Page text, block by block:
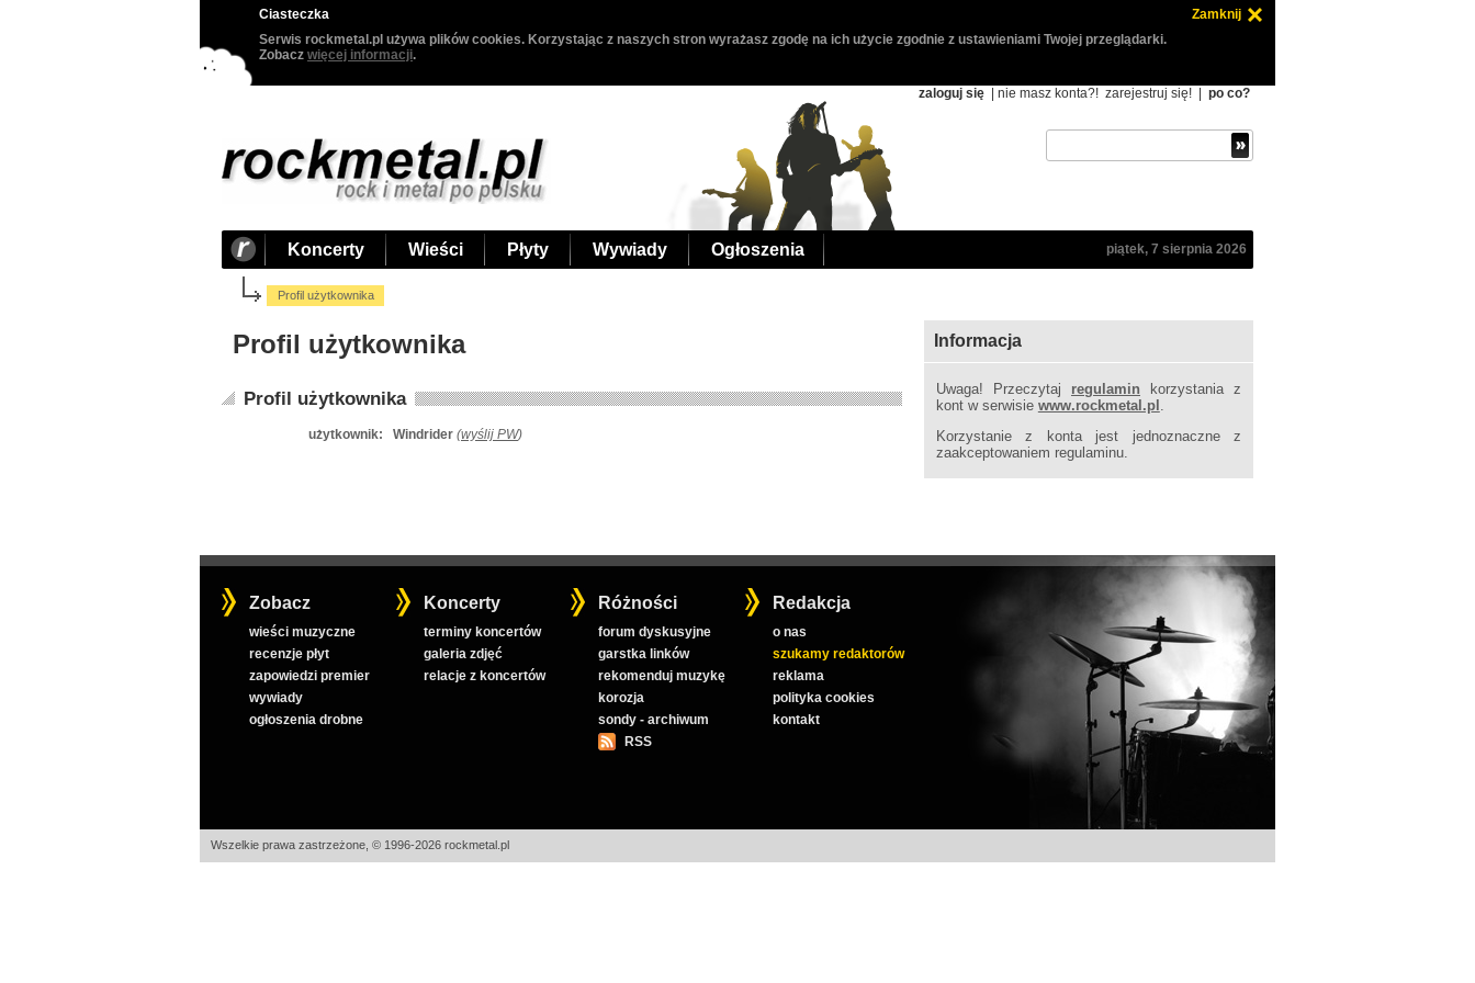
Ciasteczka
Zamknij
Serwis rockmetal.pl używa plików cookies. Korzystając z naszych stron wyrażasz zgodę na ich użycie zgodnie z ustawieniami Twojej przeglądarki.
Zobacz więcej informacji.
zaloguj się | nie masz konta?! zarejestruj się! po co?
Koncerty Wieści Płyty Wywiady Ogłoszenia piątek, 7 sierpnia 2026
Profil użytkownika
Profil użytkownika
Profil użytkownika
użytkownik: Windrider (wyślij PW)
Informacja
Uwaga! Przeczytaj regulamin korzystania z
kont w serwisie www.rockmetal.pl .
Korzystanie z konta jest jednoznaczne z
zaakceptowaniem regulaminu.
Zobacz
wieści muzyczne
recenzje płyt
zapowiedzi premier
wywiady
ogłoszenia drobne
Koncerty
terminy koncertów
galeria zdjęć
relacje z koncertów
Różności
forum dyskusyjne
garstka linków
rekomenduj muzykę
korozja
sondy - archiwum
RSS
Redakcja
o nas
szukamy redaktorów
reklama
polityka cookies
kontakt
Wszelkie prawa zastrzeżone, © 1996-2026 rockmetal.pl